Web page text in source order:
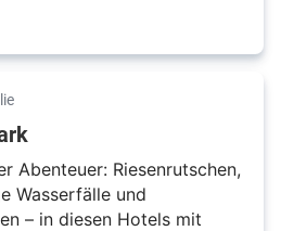
Abenteuer: Riesenrutschen,
Wasserfälle und
– in diesen Hotels mit